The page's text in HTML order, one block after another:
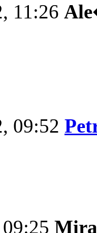
11:26
09:52
Mira